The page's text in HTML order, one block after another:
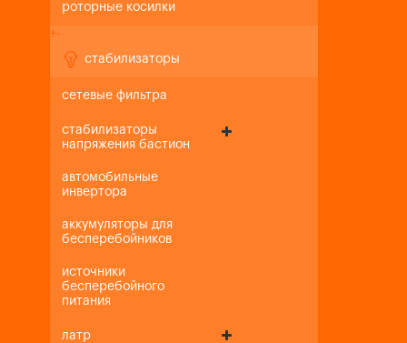
роторные косилки
+-
стабилизаторы
сетевые фильтра
стабилизаторы
напряжения бастион
автомобильные
инвертора
аккумуляторы для
бесперебойников
источники
бесперебойного
питания
латр